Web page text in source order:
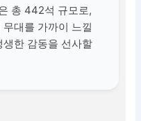
총 442석 규모로,
대를 가까이 느낄
생한 감동을 선사할